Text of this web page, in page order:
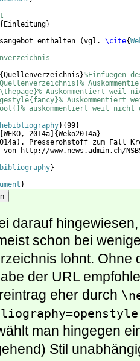
{ Einleitung}
enthalten
(vgl. \cite{
{Quellenverzeichnis }%Einfuegen
Auskommentiert weil
auskommentiert weil
}{99}
WEKO, 2014a {Weko2014a}
) . Presserohstoff zum Fall
von http://www.news.admin.ch/
}
}
darauf
schon bei
lohnt.
der URL
eher durch
man hingegen
Stil